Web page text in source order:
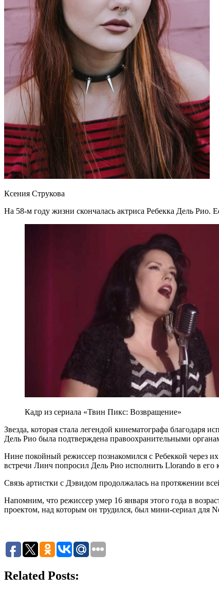
Ксения Струкова
На 58-м году жизни скончалась актриса Ребекка Дель Рио.
Кадр из сериала «Твин Пикс: Возвращение»
Звезда, которая стала легендой кинематографа
Дель Рио была подтверждена правоохранительными
Нине покойный режиссер познакомился с Ребеккой через
встречи Линч попросил Дель Рио исполнить Llorando в его
Связь артистки с Дэвидом продолжалась на протяжении
Напомним, что режиссер умер 16 января этого года в
проектом, над которым он трудился, был мини-сериал для
Related Posts: